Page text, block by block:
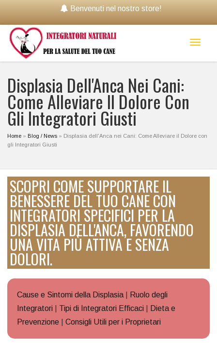
Benvenuti nel nostro store!
Displasia Dell'Anca Nei Cani:
Come Alleviare Il Dolore Con
Gli Integratori Giusti
Home » Blog / News » Displasia dell'Anca nei Cani: Come Alleviare il Dolore con
gli Integratori Giusti
SCOPRI COME SUPPORTARE IL
BENESSERE DEL TUO CANE CON
INTEGRATORI SPECIFICI PER LA
DISPLASIA DELL'ANCA, FAVORENDO
UNA VITA PIÙ ATTIVA E SENZA
DOLORI.
Cause e Sintomi della Displasia
Ruolo degli
Integratori
Tipi di Integratori Efficaci
Dieta e
Prevenzione
Consigli Utili per i Proprietari